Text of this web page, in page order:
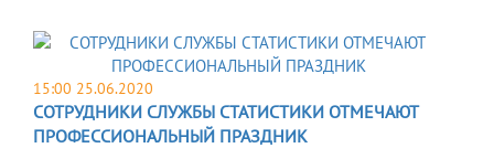
15:00 25.06.2020
СОТРУДНИКИ СЛУЖБЫ СТАТИСТИКИ ОТМЕЧАЮТ
ПРОФЕССИОНАЛЬНЫЙ ПРАЗДНИК